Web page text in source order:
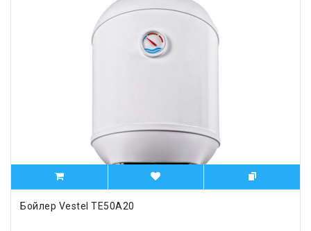
Бойлер Vestel TE50A20